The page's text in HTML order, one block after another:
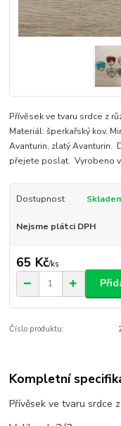
Přívěsek ve tvaru srdce z
Materiál: šperkařský kov.
Avanturin, zlatý Avanturin.
přejete poslat. Vyrobeno v
Dostupnost
Nejsme plátci DPH
65 Kč/ks
Číslo produktu:
Kompletní
Přívěsek ve tvaru srdce